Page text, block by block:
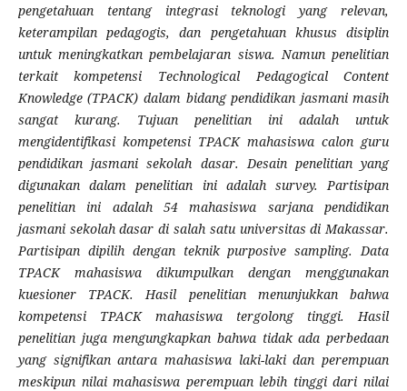
pengetahuan tentang integrasi teknologi yang relevan,
keterampilan pedagogis, dan pengetahuan khusus disiplin
untuk meningkatkan pembelajaran siswa. Namun penelitian
terkait kompetensi Technological Pedagogical Content
Knowledge (TPACK) dalam bidang pendidikan jasmani masih
sangat kurang. Tujuan penelitian ini adalah untuk
mengidentifikasi kompetensi TPACK mahasiswa calon guru
pendidikan jasmani sekolah dasar. Desain penelitian yang
digunakan dalam penelitian ini adalah survey. Partisipan
penelitian ini adalah 54 mahasiswa sarjana pendidikan
jasmani sekolah dasar di salah satu universitas di Makassar.
Partisipan dipilih dengan teknik purposive sampling. Data
TPACK mahasiswa dikumpulkan dengan menggunakan
kuesioner TPACK. Hasil penelitian menunjukkan bahwa
kompetensi TPACK mahasiswa tergolong tinggi. Hasil
penelitian juga mengungkapkan bahwa tidak ada perbedaan
yang signifikan antara mahasiswa laki-laki dan perempuan
meskipun nilai mahasiswa perempuan lebih tinggi dari nilai